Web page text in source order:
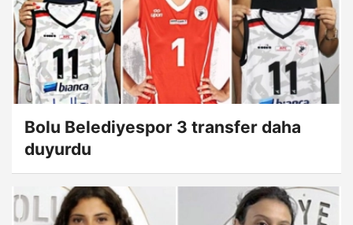
Bolu Belediyespor 3 transfer daha
duyurdu